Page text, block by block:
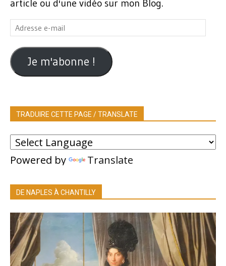
article ou d'une vidéo sur mon Blog.
Adresse
e-
mail
Je m'abonne !
TRADUIRE CETTE PAGE / TRANSLATE
Powered by Translate
DE NAPLES À CHANTILLY